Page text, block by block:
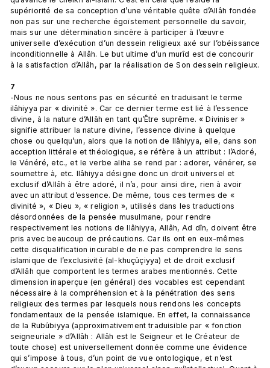
supériorité de sa conception d’une véritable quête d’Allâh fondée
non pas sur une recherche égoïstement personnelle du savoir,
mais sur une détermination sincère à participer à l’œuvre
universelle d’exécution d’un dessein religieux axé sur l’obéissance
inconditionnelle à Allâh. Le but ultime d’un murîd est de concourir
à la satisfaction d’Allâh, par la réalisation de Son dessein religieux.
7
-Nous ne nous sentons pas en sécurité en traduisant le terme
ilâhiyya par « divinité ». Car ce dernier terme est lié à l’essence
divine, à la nature d’Allâh en tant qu’Être suprême. « Diviniser »
signifie attribuer la nature divine, l’essence divine à quelque
chose ou quelqu’un, alors que la notion de Ilâhiyya, elle, dans son
acception littérale et théologique, se réfère à un attribut : l’Adoré,
le Vénéré, etc., et le verbe aliha se rend par : adorer, vénérer, se
soumettre à, etc. Ilâhiyya désigne donc un droit universel et
exclusif d’Allâh à être adoré, il n’a, pour ainsi dire, rien à avoir
avec un attribut d’essence. De même, tous ces termes de «
divinité », « Dieu », « religion », utilisés dans les traductions
désordonnées de la pensée musulmane, pour rendre
respectivement les notions de Ilâhiyya, Allâh, Ad dîn, doivent être
pris avec beaucoup de précautions. Car ils ont en eux-mêmes
cette disqualification incurable de ne pas comprendre le sens
islamique de l’exclusivité (al-khuçûçiyya) et de droit exclusif
d’Allâh que comportent les termes arabes mentionnés. Cette
dimension inaperçue (en général) des vocables est cependant
nécessaire à la compréhension et à la pénétration des sens
religieux des termes par lesquels nous rendons les concepts
fondamentaux de la pensée islamique. En effet, la connaissance
de la Rubûbiyya (approximativement traduisible par « fonction
seigneuriale » d’Allâh : Allâh est le Seigneur et le Créateur de
toute chose) est universellement donnée comme une évidence
qui s’impose à tous, d’un point de vue ontologique, et n’est